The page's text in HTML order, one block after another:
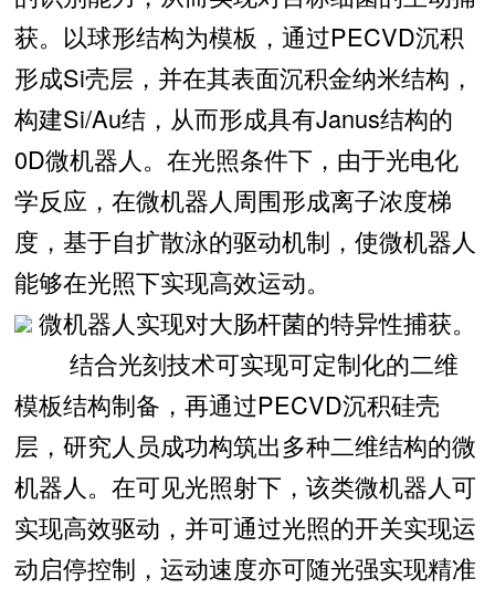
获。以球形结构为模板，通过PECVD沉积
形成Si壳层，并在其表面沉积金纳米结构，
构建Si/Au结，从而形成具有Janus结构的
0D微机器人。在光照条件下，由于光电化
学反应，在微机器人周围形成离子浓度梯
度，基于自扩散泳的驱动机制，使微机器人
能够在光照下实现高效运动。
微机器人实现对大肠杆菌的特异性捕获。
结合光刻技术可实现可定制化的二维
模板结构制备，再通过PECVD沉积硅壳
层，研究人员成功构筑出多种二维结构的微
机器人。在可见光照射下，该类微机器人可
实现高效驱动，并可通过光照的开关实现运
动启停控制，运动速度亦可随光强实现精准